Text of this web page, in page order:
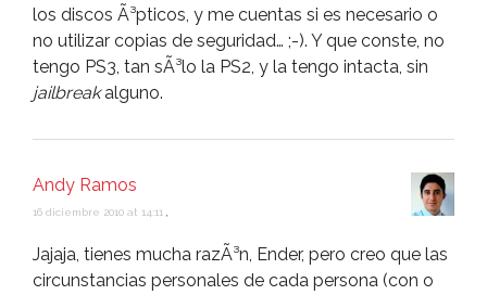
los discos Ã³pticos, y me cuentas si es necesario o
no utilizar copias de seguridad… ;-). Y que conste, no
tengo PS3, tan sÃ³lo la PS2, y la tengo intacta, sin
jailbreakalguno.
Andy Ramos
16 diciembre 2010 at 14:11
Jajaja, tienes mucha razÃ³n, Ender, pero creo que las
circunstancias personales de cada persona (con o